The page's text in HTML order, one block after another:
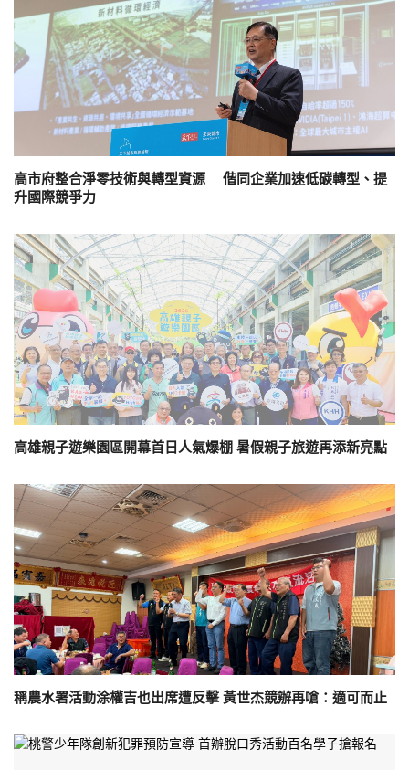
高市府整合淨零技術與轉型資源 偕同企業加速低碳轉型、提
升國際競爭力
高雄親子遊樂園區開幕首日人氣爆棚 暑假親子旅遊再添新亮點
稱農水署活動涂權吉也出席遭反擊 黃世杰競辦再嗆：適可而止